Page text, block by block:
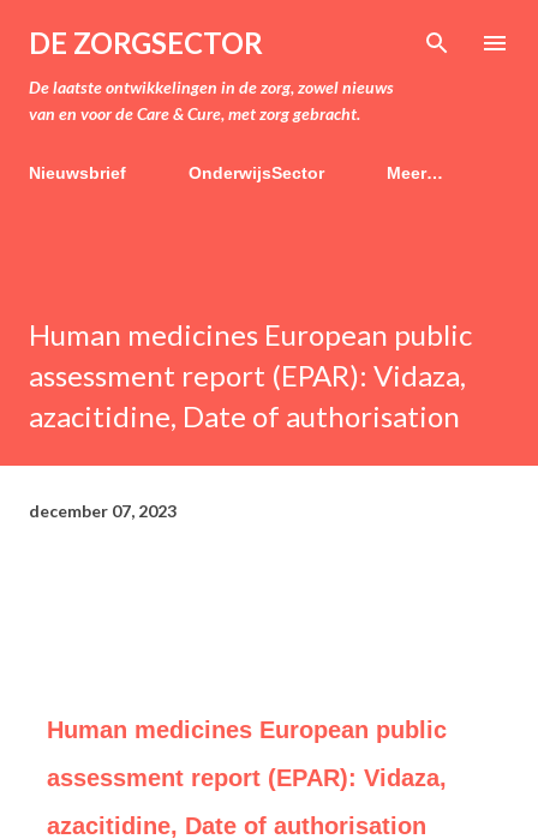
Doorgaan naar hoofdcontent
DE ZORGSECTOR
De laatste ontwikkelingen in de zorg, zowel nieuws
van en voor de Care & Cure, met zorg gebracht.
Nieuwsbrief OnderwijsSector Meer…
Human medicines European public
assessment report (EPAR): Vidaza,
azacitidine, Date of authorisation
december 07, 2023
Human medicines European public
assessment report (EPAR): Vidaza,
azacitidine, Date of authorisation